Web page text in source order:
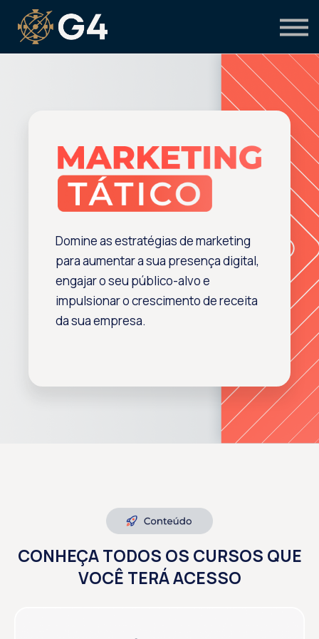
Domine as estratégias de marketing
para aumentar a sua presença digital,
engajar o seu público-alvo e
impulsionar o crescimento de receita
da sua empresa.
CONHEÇA TODOS OS CURSOS QUE
VOCÊ TERÁ ACESSO